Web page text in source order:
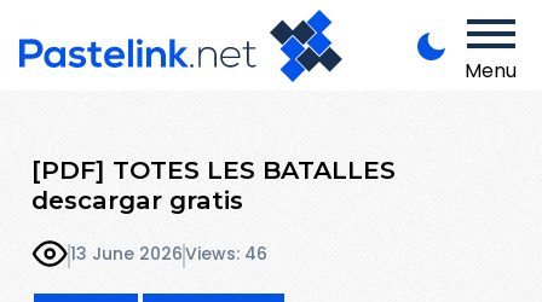
Menu
[PDF] TOTES LES BATALLES
descargar gratis
13 June 2026Views: 46